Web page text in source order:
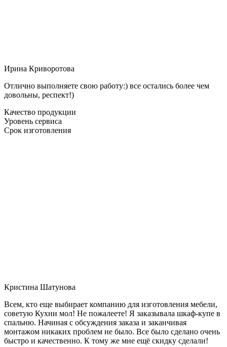
Ирина Криворотова
Отлично выполняете свою работу:) все остались более чем
довольны, респект!)
Качество продукции
Уровень сервиса
Срок изготовления
Кристина Шатунова
Всем, кто еще выбирает компанию для изготовления мебели,
советую Кухни мол! Не пожалеете! Я заказывала шкаф-купе в
спальню. Начиная с обсуждения заказа и заканчивая
монтажом никаких проблем не было. Все было сделано очень
быстро и качественно. К тому же мне ещё скидку сделали!